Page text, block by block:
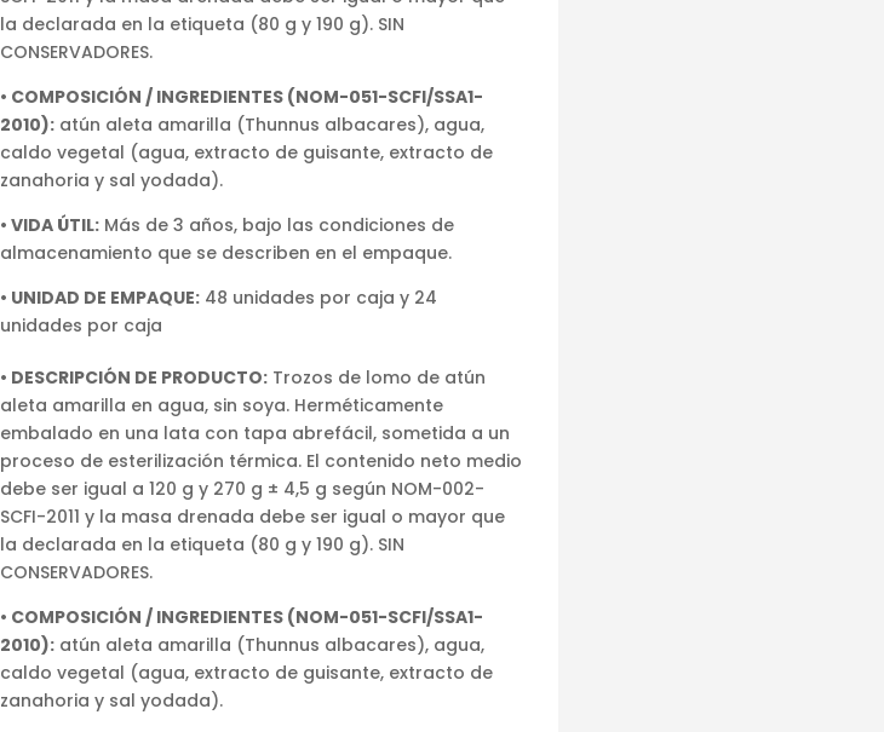
la declarada en la etiqueta (80 g y 190 g). SIN
CONSERVADORES.
• COMPOSICIÓN / INGREDIENTES (NOM-051-SCFI/SSA1-
2010):atún aleta amarilla (Thunnus albacares), agua,
caldo vegetal (agua, extracto de guisante, extracto de
zanahoria y sal yodada).
• VIDA ÚTIL:Más de 3 años, bajo las condiciones de
almacenamiento que se describen en el empaque.
• UNIDAD DE EMPAQUE:48 unidades por caja y 24
unidades por caja
• DESCRIPCIÓN DE PRODUCTO:Trozos de lomo de atún
aleta amarilla en agua, sin soya. Herméticamente
embalado en una lata con tapa abrefácil, sometida a un
proceso de esterilización térmica. El contenido neto medio
debe ser igual a 120 g y 270 g ± 4,5 g según NOM-002-
SCFI-2011 y la masa drenada debe ser igual o mayor que
la declarada en la etiqueta (80 g y 190 g). SIN
CONSERVADORES.
• COMPOSICIÓN / INGREDIENTES (NOM-051-SCFI/SSA1-
2010):atún aleta amarilla (Thunnus albacares), agua,
caldo vegetal (agua, extracto de guisante, extracto de
zanahoria y sal yodada).